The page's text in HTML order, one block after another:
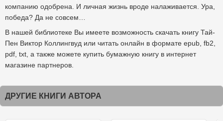
компанию одобрена. И личная жизнь вроде налаживается. Ура,
победа? Да не совсем…
В нашей библиотеке Вы имеете возможность скачать книгу Тай-
Пен Виктор Коллингвуд или читать онлайн в формате epub, fb2,
pdf, txt, а также можете купить бумажную книгу в интернет
магазине партнеров.
ДРУГИЕ КНИГИ АВТОРА